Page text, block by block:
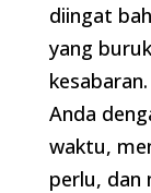
diingat
yang
Anda
waktu,
perlu, dan